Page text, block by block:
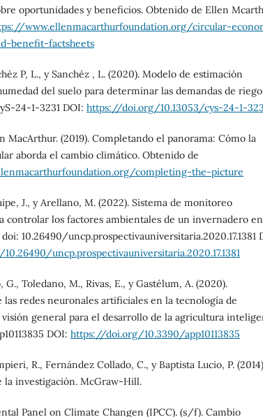
oportunidades y beneficios. Obtenido de Ellen
www.ellenmacarthurfoundation.org/circular-
benefit-factsheets
P, L., y Sanchéz , L. (2020). Modelo de estimación
del suelo para determinar las demandas de
24-1-3231 DOI: https://doi.org/10.13053/cys-24-1-
MacArthur. (2019). Completando el panorama: Cómo la
aborda el cambio climático. Obtenido de
completing-the-picture
J., y Arellano, M. (2022). Sistema de monitoreo
controlar los factores ambientales de un invernadero
10.26490/uncp.prospectivauniversitaria.2020.17.1381
uncp.prospectivauniversitaria.2020.17.1381
G., Toledano, M., Rivas, E., y Gastélum, A. (2020).
las redes neuronales artificiales en la tecnología de
general para el desarrollo de la agricultura
DOI: https://doi.org/10.3390/app10113835
R., Fernández Collado, C., y Baptista Lucio, P.
la investigación. McGraw-Hill.
Panel on Climate Changen (IPCC). (s/f). Cambio